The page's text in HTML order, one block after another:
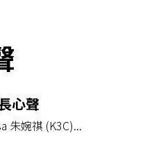
心聲
朱婉祺 (K3C)...